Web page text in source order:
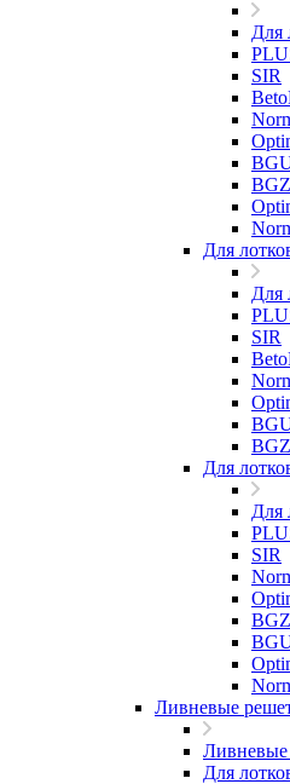
Для
SIR
Для
Для
SIR
Для
Для
SIR
Ливневые
Ливневые
Для